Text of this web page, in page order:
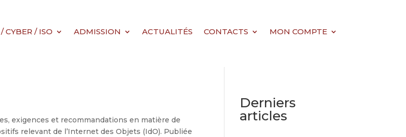
CYBER / ISO ADMISSION ACTUALITÉS CONTACTS MON COMPTE
exigences et recommandations en matière de
relevant de l’Internet des Objets (IdO). Publiée
Derniers
articles